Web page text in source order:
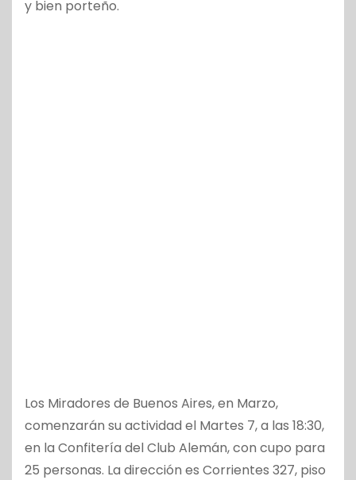
y bien porteño.
Los Miradores de Buenos Aires, en Marzo,
comenzarán su actividad el Martes 7, a las 18:30,
en la Confitería del Club Alemán, con cupo para
25 personas. La dirección es Corrientes 327, piso